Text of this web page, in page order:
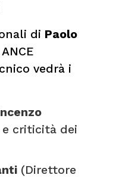
di Paolo
vedrà i
e criticità dei
(Direttore